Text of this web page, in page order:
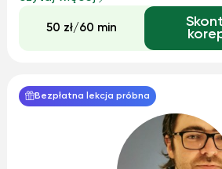
uczniami z podstawówki, natomiast
również na pomoc os...
50 zł/60 min
Bezpłatna lekcja próbna